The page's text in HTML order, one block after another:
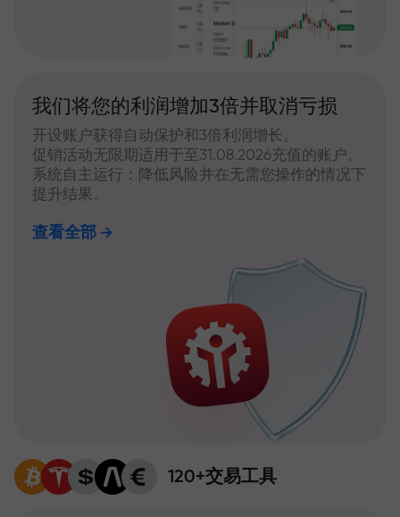
我们将您的利润增加3倍并取消亏损
开设账户获得自动保护和3倍利润增长。
促销活动无限期适用于至31.08.2026充值的账户。
系统自主运行：降低风险并在无需您操作的情况下
提升结果。
查看全部
120+交易工具